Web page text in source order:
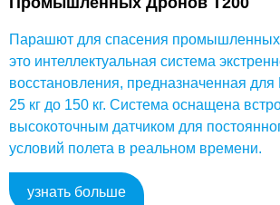
Парашют для спасения
это интеллектуальная система
восстановления, предназначенная
25 кг до 150 кг. Система оснащена
высокоточным датчиком для
условий полета в реальном времени.
узнать больше